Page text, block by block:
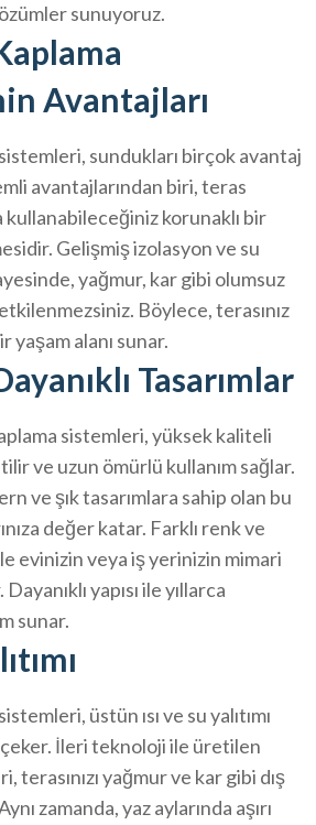
sunuyoruz.
Avantajları
sundukları birçok avantaj
avantajlarından biri, teras
kullanabileceğiniz korunaklı bir
Gelişmiş izolasyon ve su
yağmur, kar gibi olumsuz
Böylece, terasınız
yaşam alanı sunar.
Tasarımlar
sistemleri, yüksek kaliteli
ve uzun ömürlü kullanım sağlar.
ve şık tasarımlara sahip olan bu
değer katar. Farklı renk ve
evinizin veya iş yerinizin mimari
yapısı ile yıllarca
sunar.
üstün ısı ve su yalıtımı
İleri teknoloji ile üretilen
terasınızı yağmur ve kar gibi dış
zamanda, yaz aylarında aşırı